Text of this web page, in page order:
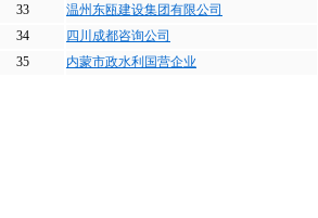
33
温州东瓯建设集团有限公司
34
四川成都咨询公司
35
内蒙市政水利国营企业